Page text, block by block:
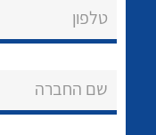
לכל מוצרי היצרן
טלפון
שם החברה